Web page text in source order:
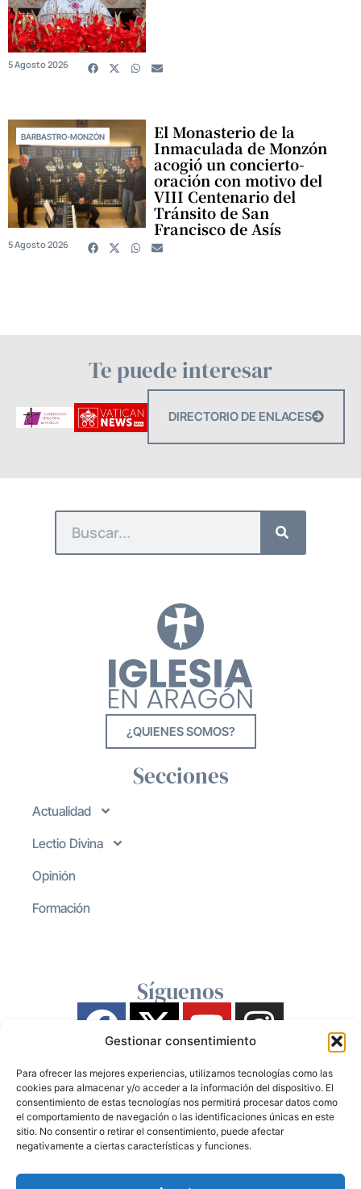
Gestionar consentimiento
Para ofrecer las mejores experiencias, utilizamos tecnologías como las
cookies para almacenar y/o acceder a la información del dispositivo. El
consentimiento de estas tecnologías nos permitirá procesar datos como
el comportamiento de navegación o las identificaciones únicas en este
sitio. No consentir o retirar el consentimiento, puede afectar
negativamente a ciertas características y funciones.
5 Agosto 2026
BARBASTRO-MONZÓN El Monasterio de la
Inmaculada de Monzón
acogió un concierto-
oración con motivo del
VIII Centenario del
Tránsito de San
Francisco de Asís
5 Agosto 2026
Te puede interesar
DIRECTORIO DE ENLACES
¿QUIENES SOMOS?
Secciones
Actualidad
Lectio Divina
Opinión
Formación
Síguenos